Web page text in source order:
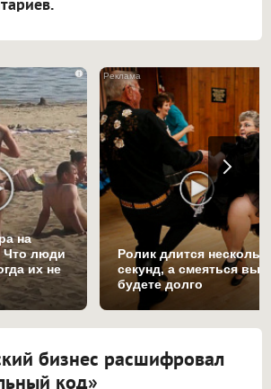
i
на
Что люди
их не
Ролик длится
секунд, а смеяться вы
будете долго
бизнес расшифровал
код»